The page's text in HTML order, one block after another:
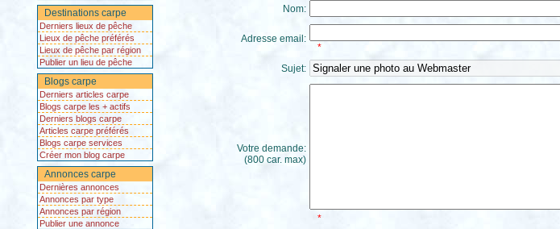
Destinations carpe
Derniers lieux de pêche
Lieux de pêche préférés
Lieux de pêche par région
Publier un lieu de pêche
Blogs carpe
Derniers articles carpe
Blogs carpe les + actifs
Derniers blogs carpe
Articles carpe préférés
Blogs carpe services
Créer mon blog carpe
Annonces carpe
Dernières annonces
Annonces par type
Annonces par région
Publier une annonce
Nom:
Adresse email:
*
Sujet:
Votre demande:
(800 car. max)
*